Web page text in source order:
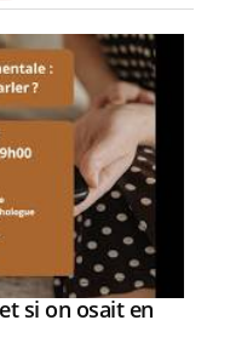
si on osait en
: se préparer